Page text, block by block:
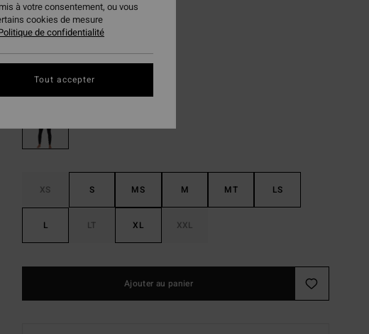
191,96 €
BONS PLANS
XS S MS M MT LS
L LT XL XXL
Ajouter au panier
à votre consentement, ou vous
cookies de mesure
de confidentialité
Tout accepter